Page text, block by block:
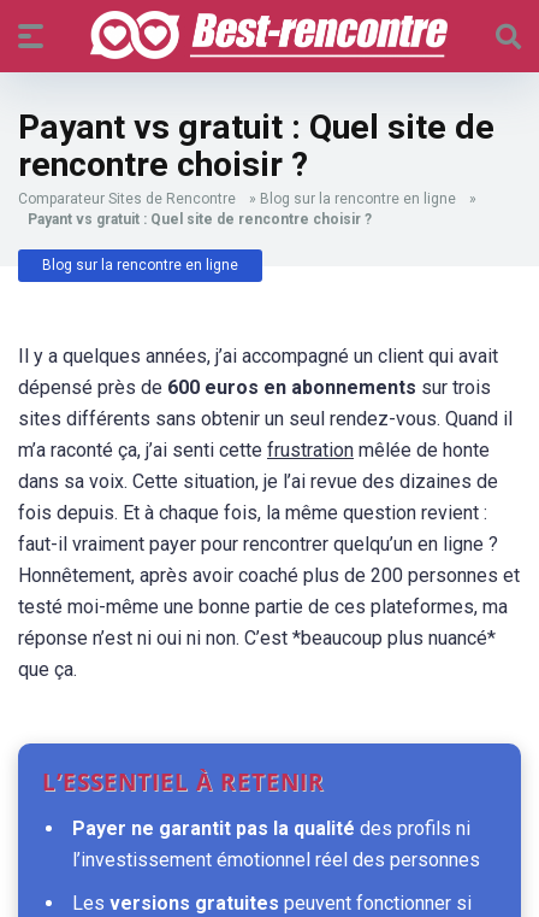
Payant vs gratuit : Quel site de
rencontre choisir ?
Comparateur Sites de Rencontre » Blog sur la rencontre en ligne
»
Payant vs gratuit : Quel site de rencontre choisir ?
Blog sur la rencontre en ligne
Il y a quelques années, j’ai accompagné un client qui avait
dépensé près de 600 euros en abonnements sur trois
sites différents sans obtenir un seul rendez-vous. Quand il
m’a raconté ça, j’ai senti cette frustration mêlée de honte
dans sa voix. Cette situation, je l’ai revue des dizaines de
fois depuis. Et à chaque fois, la même question revient :
faut-il vraiment payer pour rencontrer quelqu’un en ligne ?
Honnêtement, après avoir coaché plus de 200 personnes et
testé moi-même une bonne partie de ces plateformes, ma
réponse n’est ni oui ni non. C’est *beaucoup plus nuancé*
que ça.
L’ESSENTIEL À RETENIR
Payer ne garantit pas la qualité des profils ni
l’investissement émotionnel réel des personnes
Les versions gratuites peuvent fonctionner si